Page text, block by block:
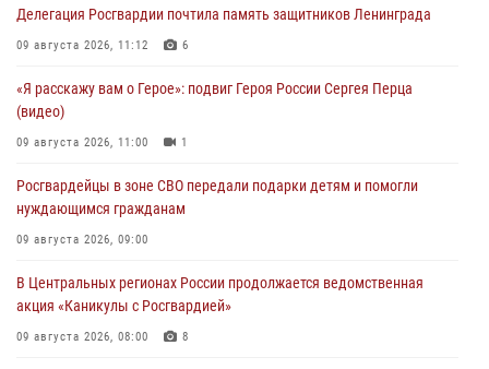
Делегация Росгвардии почтила память защитников Ленинграда
09 августа 2026, 11:12 6
«Я расскажу вам о Герое»: подвиг Героя России Сергея Перца
(видео)
09 августа 2026, 11:00 1
Росгвардейцы в зоне СВО передали подарки детям и помогли
нуждающимся гражданам
09 августа 2026, 09:00
В Центральных регионах России продолжается ведомственная
акция «Каникулы с Росгвардией»
09 августа 2026, 08:00 8